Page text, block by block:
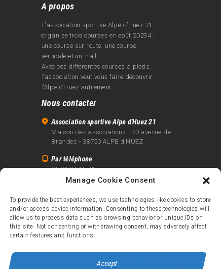
Manage Cookie Consent
To provide the best experiences, we use technologies like cookies to store
and/or access device information. Consenting to these technologies will
allow us to process data such as browsing behavior or unique IDs on
this site. Not consenting or withdrawing consent, may adversely affect
certain features and functions.
Accept
A propos
L’association sportive Alpe d’Huez 21
organise trois courses en août 20234 :
une course sur route, une course
verticale et un trail.
Avec ces différentes courses à pieds,
l’association veut vous faire découvrir
l’Alpe d‘Huez autrement.
Nous contacter
Association sportive Alpe d'Huez 21
Maison des associations - 70 avenue de
Brandes - 38750 ALPE d'HUEZ
Par téléphone
06 81 24 15 41
info@alpe21.fr
Mentions légales
Contact
crédits